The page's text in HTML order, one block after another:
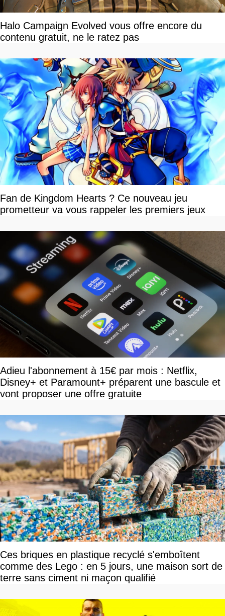
Halo Campaign Evolved vous offre encore du
contenu gratuit, ne le ratez pas
Fan de Kingdom Hearts ? Ce nouveau jeu
prometteur va vous rappeler les premiers jeux
Adieu l'abonnement à 15€ par mois : Netflix,
Disney+ et Paramount+ préparent une bascule et
vont proposer une offre gratuite
Ces briques en plastique recyclé s'emboîtent
comme des Lego : en 5 jours, une maison sort de
terre sans ciment ni maçon qualifié